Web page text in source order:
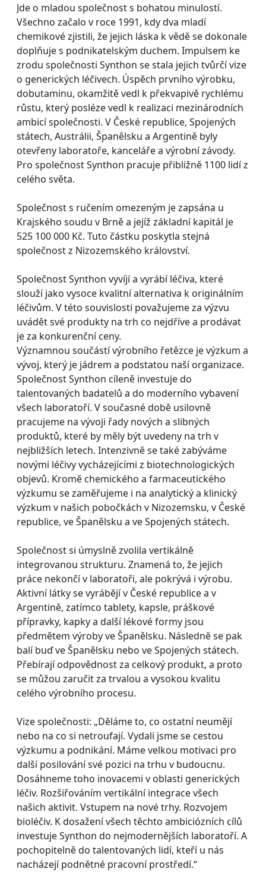
Jde o mladou společnost s bohatou minulostí.
Všechno začalo v roce 1991, kdy dva mladí
chemikové zjistili, že jejich láska k vědě se dokonale
doplňuje s podnikatelským duchem. Impulsem ke
zrodu společnosti Synthon se stala jejich tvůrčí vize
o generických léčivech. Úspěch prvního výrobku,
dobutaminu, okamžitě vedl k překvapivě rychlému
růstu, který posléze vedl k realizaci mezinárodních
ambicí společnosti. V České republice, Spojených
státech, Austrálii, Španělsku a Argentině byly
otevřeny laboratoře, kanceláře a výrobní závody.
Pro společnost Synthon pracuje přibližně 1100 lidí z
celého světa.
Společnost s ručením omezeným je zapsána u
Krajského soudu v Brně a jejíž základní kapitál je
525 100 000 Kč. Tuto částku poskytla stejná
společnost z Nizozemského království.
Společnost Synthon vyvíjí a vyrábí léčiva, které
slouží jako vysoce kvalitní alternativa k originálním
léčivům. V této souvislosti považujeme za výzvu
uvádět své produkty na trh co nejdříve a prodávat
je za konkurenční ceny.
Významnou součástí výrobního řetězce je výzkum a
vývoj, který je jádrem a podstatou naší organizace.
Společnost Synthon cíleně investuje do
talentovaných badatelů a do moderního vybavení
všech laboratoří. V současné době usilovně
pracujeme na vývoji řady nových a slibných
produktů, které by měly být uvedeny na trh v
nejbližších letech. Intenzivně se také zabýváme
novými léčivy vycházejícími z biotechnologických
objevů. Kromě chemického a farmaceutického
výzkumu se zaměřujeme i na analytický a klinický
výzkum v našich pobočkách v Nizozemsku, v České
republice, ve Španělsku a ve Spojených státech.
Společnost si úmyslně zvolila vertikálně
integrovanou strukturu. Znamená to, že jejich
práce nekončí v laboratoři, ale pokrývá i výrobu.
Aktivní látky se vyrábějí v České republice a v
Argentině, zatímco tablety, kapsle, práškové
přípravky, kapky a další lékové formy jsou
předmětem výroby ve Španělsku. Následně se pak
balí buď ve Španělsku nebo ve Spojených státech.
Přebírají odpovědnost za celkový produkt, a proto
se můžou zaručit za trvalou a vysokou kvalitu
celého výrobního procesu.
Vize společnosti: „Děláme to, co ostatní neumějí
nebo na co si netroufají. Vydali jsme se cestou
výzkumu a podnikání. Máme velkou motivaci pro
další posilování své pozici na trhu v budoucnu.
Dosáhneme toho inovacemi v oblasti generických
léčiv. Rozšiřováním vertikální integrace všech
našich aktivit. Vstupem na nové trhy. Rozvojem
bioléčiv. K dosažení všech těchto ambiciózních cílů
investuje Synthon do nejmodernějších laboratoří. A
pochopitelně do talentovaných lidí, kteří u nás
nacházejí podnětné pracovní prostředí.“